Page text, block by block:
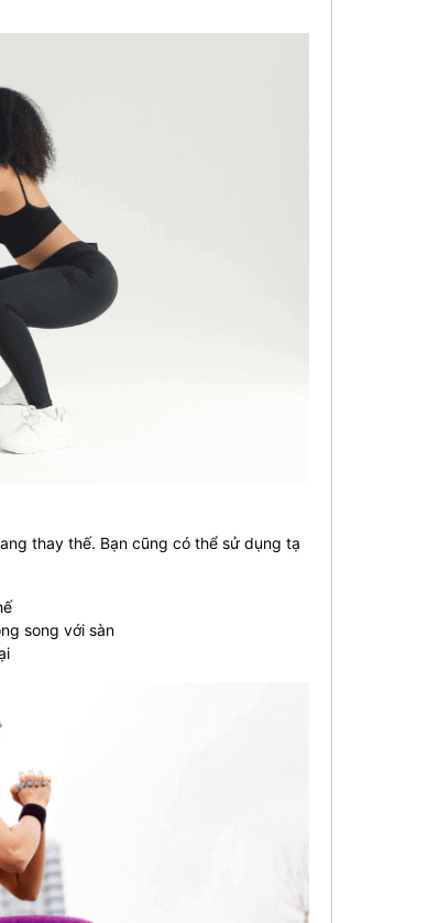
thay thế. Bạn cũng có thể sử dụng tạ
song với sàn